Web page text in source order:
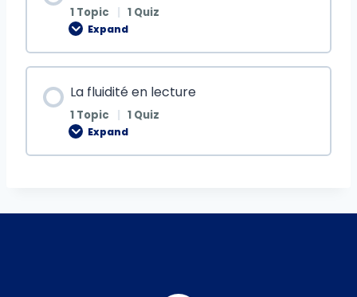
1 Topic 1 Quiz
Expand
La fluidité en lecture
1 Topic | 1 Quiz
Expand